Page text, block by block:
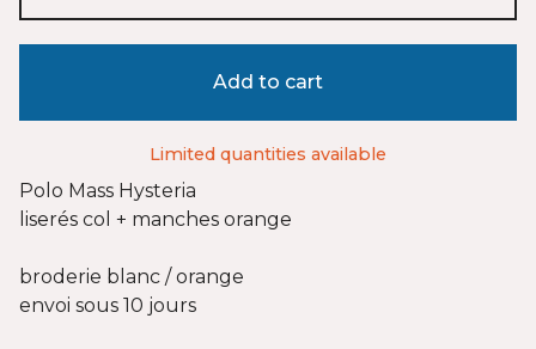
Add to cart
Limited quantities available
Polo Mass Hysteria
liserés col + manches orange
broderie blanc / orange
envoi sous 10 jours